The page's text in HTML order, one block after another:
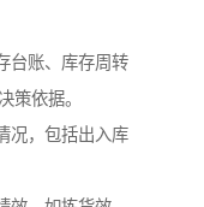
台账、库存周转
策依据。
况，包括出入库